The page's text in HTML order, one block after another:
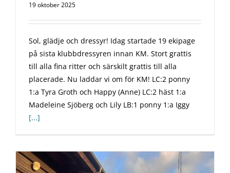
19 oktober 2025
Sol, glädje och dressyr! Idag startade 19 ekipage
på sista klubbdressyren innan KM. Stort grattis
till alla fina ritter och särskilt grattis till alla
placerade. Nu laddar vi om för KM! LC:2 ponny
1:a Tyra Groth och Happy (Anne) LC:2 häst 1:a
Madeleine Sjöberg och Lily LB:1 ponny 1:a Iggy
[...]